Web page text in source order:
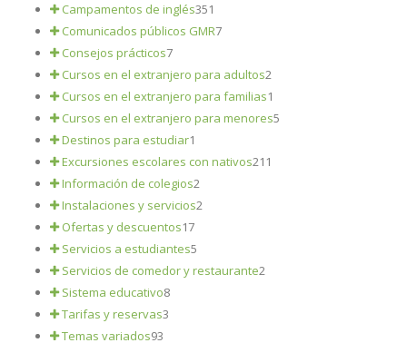
Campamentos de inglés351
Comunicados públicos GMR7
Consejos prácticos7
Cursos en el extranjero para adultos2
Cursos en el extranjero para familias1
Cursos en el extranjero para menores5
Destinos para estudiar1
Excursiones escolares con nativos211
Información de colegios2
Instalaciones y servicios2
Ofertas y descuentos17
Servicios a estudiantes5
Servicios de comedor y restaurante2
Sistema educativo8
Tarifas y reservas3
Temas variados93